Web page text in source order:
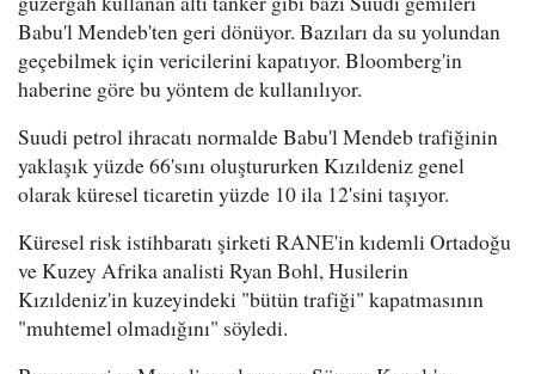
Babu'l Mendeb'ten geri dönüyor. Bazıları da su yolundan
geçebilmek için vericilerini kapatıyor. Bloomberg'in
haberine göre bu yöntem de kullanılıyor.
Suudi petrol ihracatı normalde Babu'l Mendeb trafiğinin
yaklaşık yüzde 66'sını oluştururken Kızıldeniz genel
olarak küresel ticaretin yüzde 10 ila 12'sini taşıyor.
Küresel risk istihbaratı şirketi RANE'in kıdemli Ortadoğu
ve Kuzey Afrika analisti Ryan Bohl, Husilerin
Kızıldeniz'in kuzeyindeki "bütün trafiği" kapatmasının
"muhtemel olmadığını" söyledi.